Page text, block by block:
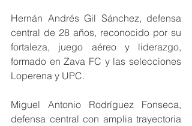
Hernán Andrés Gil Sánchez, defensa
central de 28 años, reconocido por su
fortaleza, juego aéreo y liderazgo,
formado en Zava FC y las selecciones
Loperena y UPC.
Miguel Antonio Rodríguez Fonseca,
defensa central con amplia trayectoria